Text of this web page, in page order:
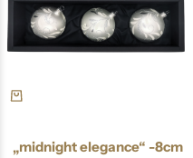
„midnight elegance“ -8cm